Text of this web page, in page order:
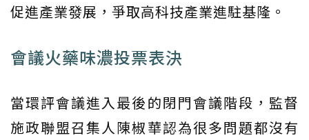
促進產業發展，爭取高科技產業進駐基隆。
會議火藥味濃投票表決
當環評會議進入最後的閉門會議階段，監督
施政聯盟召集人陳椒華認為很多問題都沒有